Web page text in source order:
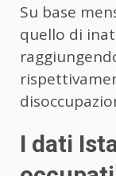
Su base
quello di
I dati